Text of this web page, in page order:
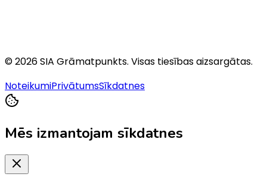
©2026SIA Grāmatpunkts. Visas tiesības aizsargātas.
NoteikumiPrivātumsSīkdatnes
Mēs izmantojam sīkdatnes